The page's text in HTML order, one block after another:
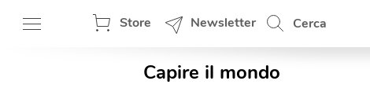
Store Newsletter Cerca
Capire il mondo